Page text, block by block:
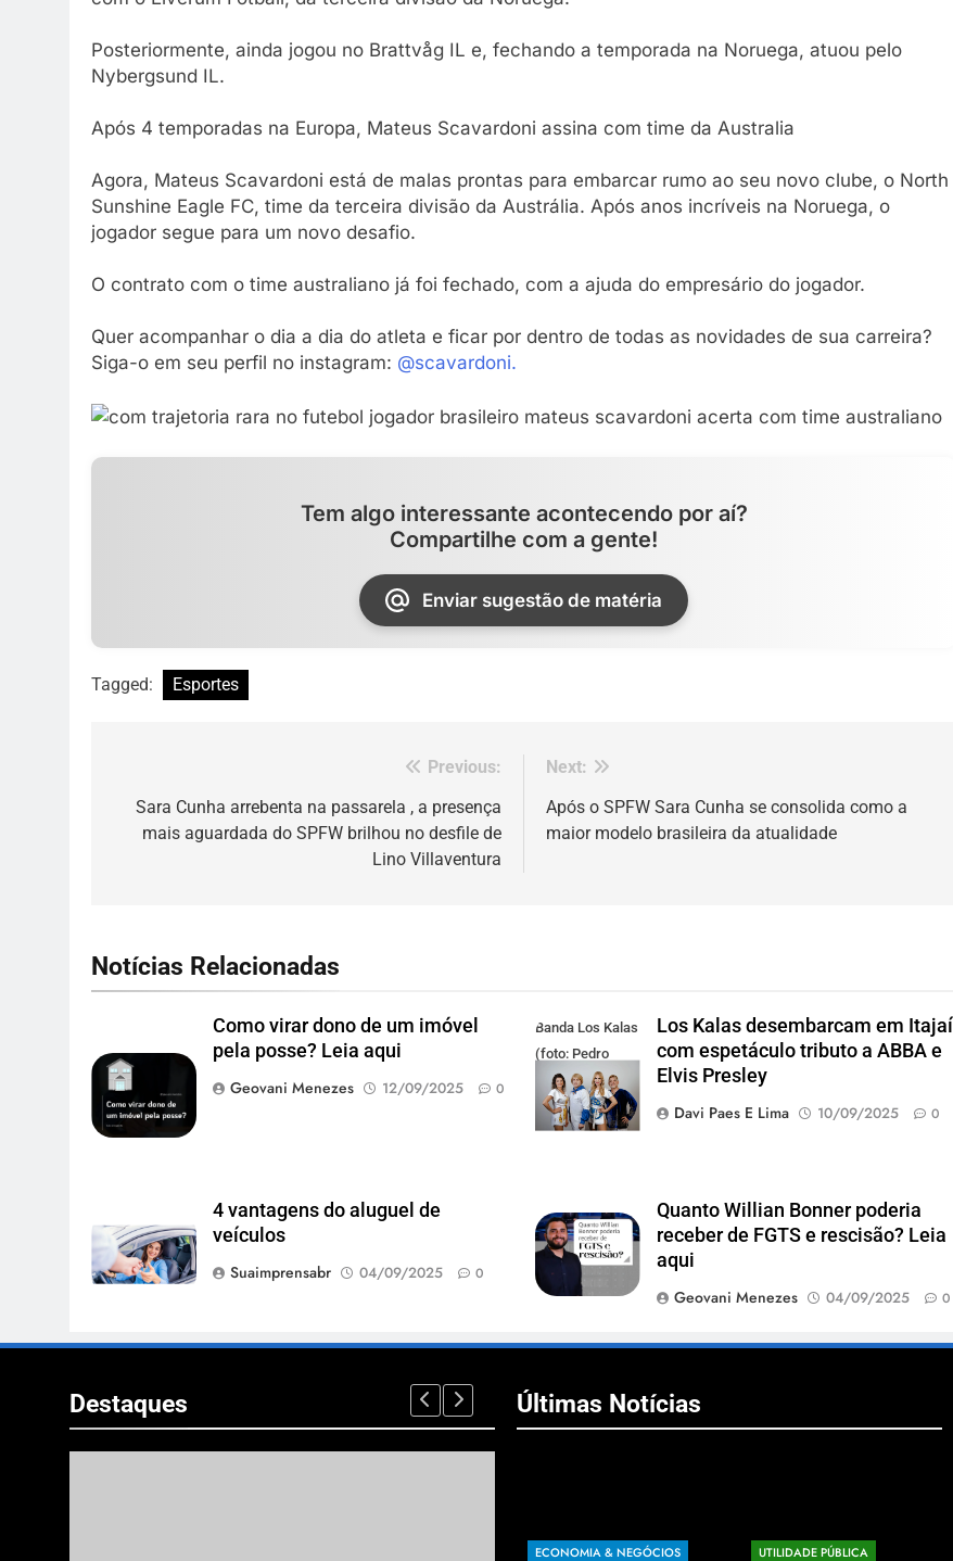
Posteriormente, ainda jogou no Brattvåg IL e, fechando a temporada na Noruega, atuou pelo
Nybergsund IL.
Após 4 temporadas na Europa, Mateus Scavardoni assina com time da Australia
Agora, Mateus Scavardoni está de malas prontas para embarcar rumo ao seu novo clube, o North
Sunshine Eagle FC, time da terceira divisão da Austrália. Após anos incríveis na Noruega, o
jogador segue para um novo desafio.
O contrato com o time australiano já foi fechado, com a ajuda do empresário do jogador.
Quer acompanhar o dia a dia do atleta e ficar por dentro de todas as novidades de sua carreira?
Siga-o em seu perfil no instagram: @scavardoni.
Tem algo interessante acontecendo por aí?
Compartilhe com a gente!
Enviar sugestão de matéria
Tagged: Esportes
de
Previous:
Sara Cunha arrebenta na passarela , a presença
mais aguardada do SPFW brilhou no desfile de
Lino Villaventura
Next:
Após o SPFW Sara Cunha se consolida como a
maior modelo brasileira da atualidade
Notícias Relacionadas
Como virar dono de um imóvel
pela posse? Leia aqui
Geovani Menezes
12/09/2025 0
Banda Los Kalas
(foto: Pedro
Oliveira)
Los Kalas desembarcam em Itajaí
com espetáculo tributo a ABBA e
Elvis Presley
Davi Paes E Lima
10/09/2025 0
4 vantagens do aluguel de
veículos
Suaimprensabr
04/09/2025 0
Quanto Willian Bonner poderia
receber de FGTS e rescisão? Leia
aqui
Geovani Menezes
04/09/2025 0
Destaques Últimas Notícias
ECONOMIA & NEGÓCIOS UTILIDADE PÚBLICA